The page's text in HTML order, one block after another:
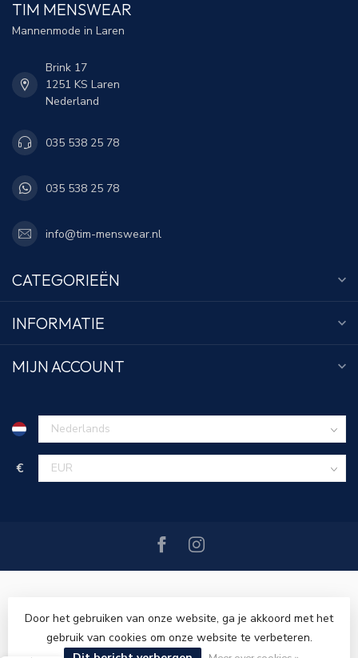
TIM MENSWEAR
Mannenmode in Laren
Brink 17
1251 KS Laren
Nederland
035 538 25 78
035 538 25 78
info@tim-menswear.nl
CATEGORIEËN
INFORMATIE
MIJN ACCOUNT
€
© Copyright 2026 Tim Menswear - Powered byLightspeed
Door het gebruiken van onze website, ga je akkoord met het
gebruik van cookies om onze website te verbeteren.